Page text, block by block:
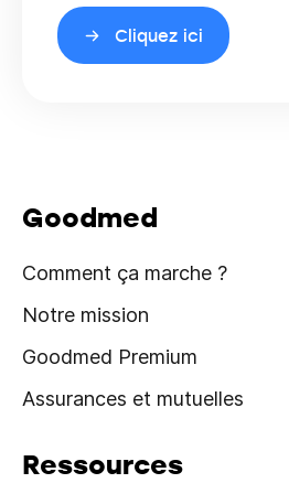
Cliquez ici
Goodmed
Comment ça marche ?
Notre mission
Goodmed Premium
Assurances et mutuelles
Ressources